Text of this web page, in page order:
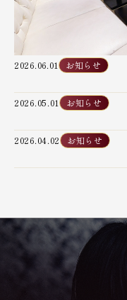
2026.06.01 お知らせ
2026.05.01 お知らせ
2026.04.02 お知らせ